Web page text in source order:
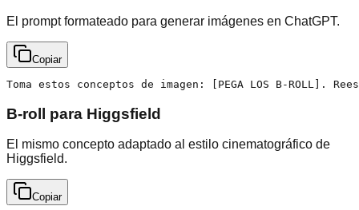
El prompt formateado para generar imágenes en ChatGPT.
Copiar
Toma estos conceptos de imagen: [PEGA LOS B-
B-roll para Higgsfield
El mismo concepto adaptado al estilo cinematográfico de
Higgsfield.
Copiar